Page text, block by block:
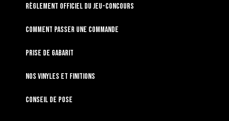
RÈGLEMENT OFFICIEL DU JEU-CONCOURS
Comment passer une commande
Prise de gabarit
Nos vinyles et finitions
Conseil de pose